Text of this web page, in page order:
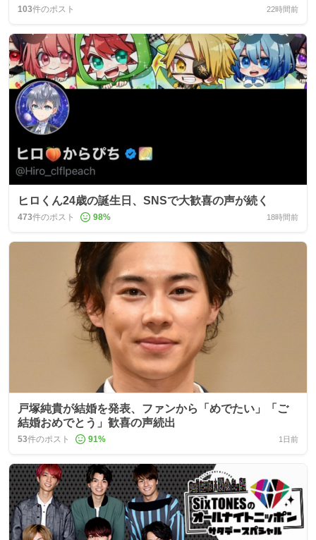
103件のポスト 22時間前
ヒロくん24歳の誕生日、SNSで大歓喜の声が続く
473件のポスト 98% 18時間前
戸塚純貴が結婚を発表、ファンから「めでたい」「ご
結婚おめでとう」歓喜の声続出
53件のポスト 91% 1日前